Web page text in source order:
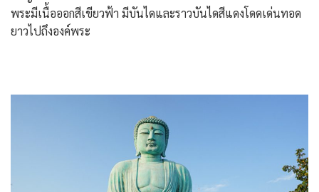
พระมีเนื้อออกสีเขียวฟ้า มีบันไดและราวบันไดสีแดงโดดเด่นทอด
ยาวไปถึงองค์พระ